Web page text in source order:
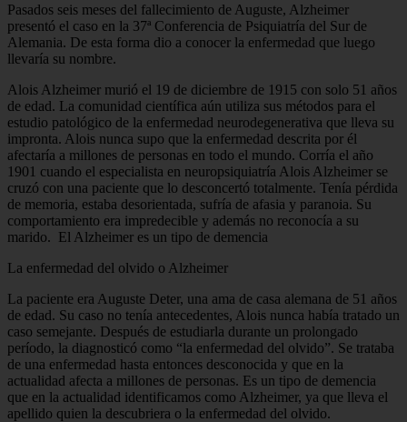
Pasados seis meses del fallecimiento de Auguste, Alzheimer
presentó el caso en la 37ª Conferencia de Psiquiatría del Sur de
Alemania. De esta forma dio a conocer la enfermedad que luego
llevaría su nombre.
Alois Alzheimer murió el 19 de diciembre de 1915 con solo 51 años
de edad. La comunidad científica aún utiliza sus métodos para el
estudio patológico de la enfermedad neurodegenerativa que lleva su
impronta. Alois nunca supo que la enfermedad descrita por él
afectaría a millones de personas en todo el mundo. Corría el año
1901 cuando el especialista en neuropsiquiatría Alois Alzheimer se
cruzó con una paciente que lo desconcertó totalmente. Tenía pérdida
de memoria, estaba desorientada, sufría de afasia y paranoia. Su
comportamiento era impredecible y además no reconocía a su
marido. El Alzheimer es un tipo de demencia
La enfermedad del olvido o Alzheimer
La paciente era Auguste Deter, una ama de casa alemana de 51 años
de edad. Su caso no tenía antecedentes, Alois nunca había tratado un
caso semejante. Después de estudiarla durante un prolongado
período, la diagnosticó como “la enfermedad del olvido”. Se trataba
de una enfermedad hasta entonces desconocida y que en la
actualidad afecta a millones de personas. Es un tipo de demencia
que en la actualidad identificamos como Alzheimer, ya que lleva el
apellido quien la descubriera o la enfermedad del olvido.